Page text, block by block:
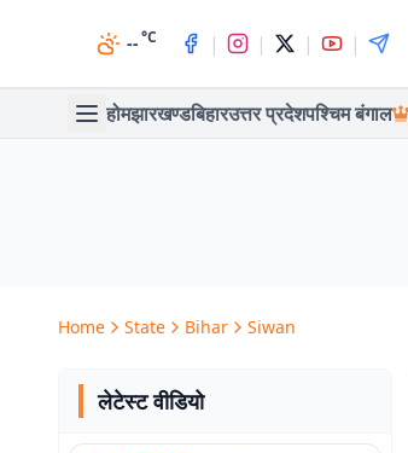
--°C | | | |
होमझारखण्डबिहारउत्तर प्रदेशपश्चिम बंगाल
Home State Bihar Siwan
लेटेस्ट वीडियो